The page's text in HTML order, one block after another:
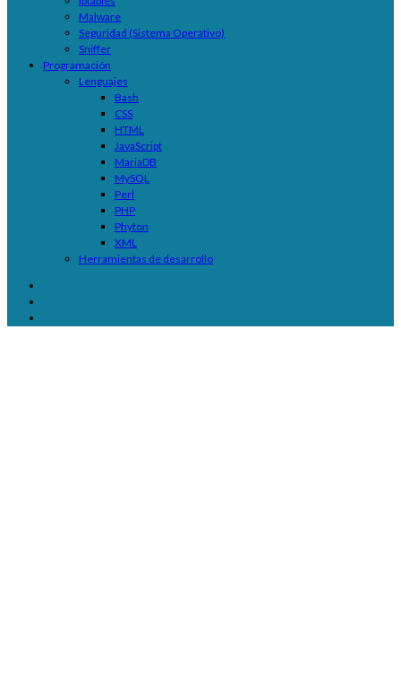
Malware
Seguridad (Sistema Operativo)
Sniffer
Programación
Lenguajes
Bash
CSS
HTML
JavaScript
MariaDB
MySQL
Perl
PHP
Phyton
XML
Herramientas de desarrollo